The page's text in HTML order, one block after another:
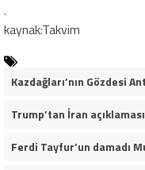
.
kaynak:Takvim
Ferdi Tayfur’un damadı